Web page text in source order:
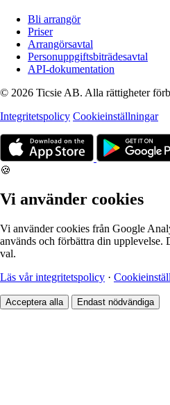
Bli arrangör
Priser
Arrangörsavtal
Personuppgiftsbiträdesavtal
API-dokumentation
© 2026 Ticsie AB. Alla rättigheter
Integritetspolicy Cookieinställningar
🍪
Vi använder cookies
Vi använder cookies från Google
används och förbättra din upplevelse.
val.
Läs vår integritetspolicy ·
Acceptera alla Endast nödvändiga